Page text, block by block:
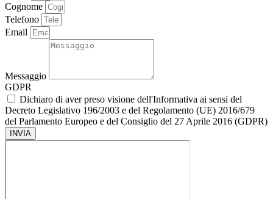
Cognome
Telefono
Email
Messaggio
GDPR
Dichiaro di aver preso visione dell'Informativa ai sensi del
Decreto Legislativo 196/2003 e del Regolamento (UE) 2016/679
del Parlamento Europeo e del Consiglio del 27 Aprile 2016 (GDPR)
INVIA